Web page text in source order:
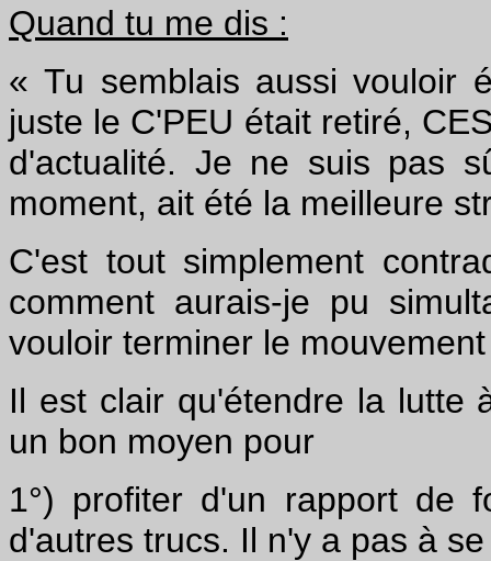
Quand tu me dis :
« Tu semblais aussi vouloir
juste le C'PEU était retiré,
d'actualité. Je ne suis pas
moment, ait été la meilleure
C'est tout simplement
comment aurais-je pu
vouloir terminer le
Il est clair qu'étendre la lutte
un bon moyen pour
1°) profiter d'un rapport de
d'autres trucs. Il n'y a pas à